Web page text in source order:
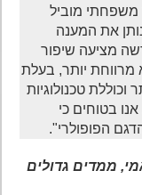
מוביל
את המענה
מציעה שיפור
יותר, בעלת
טכנולוגיות
בטוחים כי
הפופולרי".
ממדים גדולים